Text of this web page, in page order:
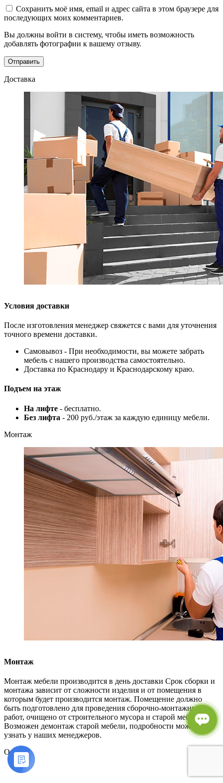
Сохранить моё имя, email и адрес сайта в этом браузере для
последующих моих комментариев.
Вы должны войти в систему, чтобы иметь возможность
добавлять фотографии к вашему отзыву.
Доставка
Условия доставки
После изготовления менеджер свяжется с вами для уточнения
точного времени доставки.
Самовывоз - При необходимости, вы можете забрать
мебель с нашего производства самостоятельно.
Доставка по Краснодару и Краснодарскому краю.
Подъем на этаж
На лифте - бесплатно.
Без лифта - 200 руб./этаж за каждую единицу мебели.
Монтаж
Монтаж
Монтаж мебели производится в день доставки Срок сборки и
монтажа зависит от сложности изделия и от помещения в
которым будет производится монтаж. Помещение должно
быть подготовлено для проведения сборочно-монтажных
работ, очищено от строительного мусора и старой мебели.
Возможен демонтаж старой мебели, подробности можно
узнать у наших менеджеров.
Оплата